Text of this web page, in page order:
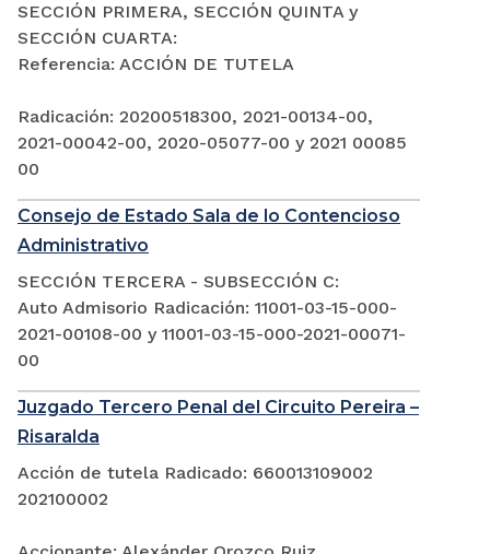
SECCIÓN PRIMERA, SECCIÓN QUINTA y
SECCIÓN CUARTA:
Referencia: ACCIÓN DE TUTELA
Radicación: 20200518300, 2021-00134-00,
2021-00042-00, 2020-05077-00 y 2021 00085
00
Consejo de Estado Sala de lo Contencioso
Administrativo
SECCIÓN TERCERA - SUBSECCIÓN C:
Auto Admisorio Radicación: 11001-03-15-000-
2021-00108-00 y 11001-03-15-000-2021-00071-
00
Juzgado Tercero Penal del Circuito Pereira –
Risaralda
Acción de tutela Radicado: 660013109002
202100002